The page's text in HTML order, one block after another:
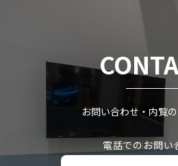
お問い合わせ・内覧
電話でのお問い